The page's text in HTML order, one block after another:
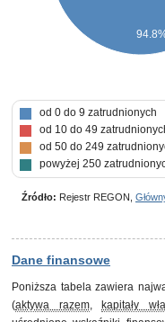
od 0 do 9 zatrudnionych
od 10 do 49
od 50 do 249
powyżej 250
Źródło: Rejestr REGON,
Dane finansowe
Poniższa tabela zawiera
(aktywa razem, kapitały